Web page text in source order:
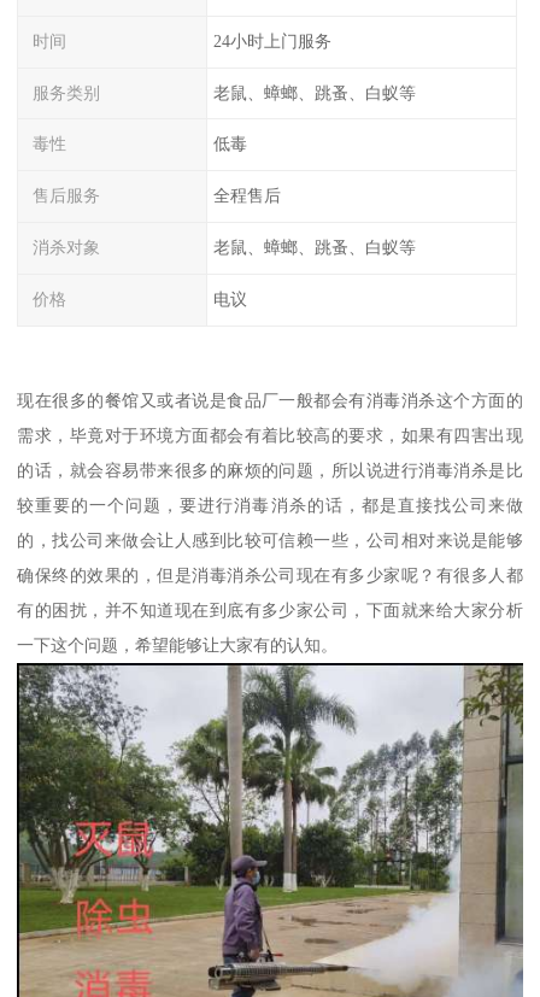
时间 24小时上门服务
服务类别 老鼠、蟑螂、跳蚤、白蚁等
毒性 低毒
售后服务 全程售后
消杀对象 老鼠、蟑螂、跳蚤、白蚁等
价格 电议
现在很多的餐馆又或者说是食品厂一般都会有消毒消杀这个方面的
需求，毕竟对于环境方面都会有着比较高的要求，如果有四害出现
的话，就会容易带来很多的麻烦的问题，所以说进行消毒消杀是比
较重要的一个问题，要进行消毒消杀的话，都是直接找公司来做
的，找公司来做会让人感到比较可信赖一些，公司相对来说是能够
确保终的效果的，但是消毒消杀公司现在有多少家呢？有很多人都
有的困扰，并不知道现在到底有多少家公司，下面就来给大家分析
一下这个问题，希望能够让大家有的认知。